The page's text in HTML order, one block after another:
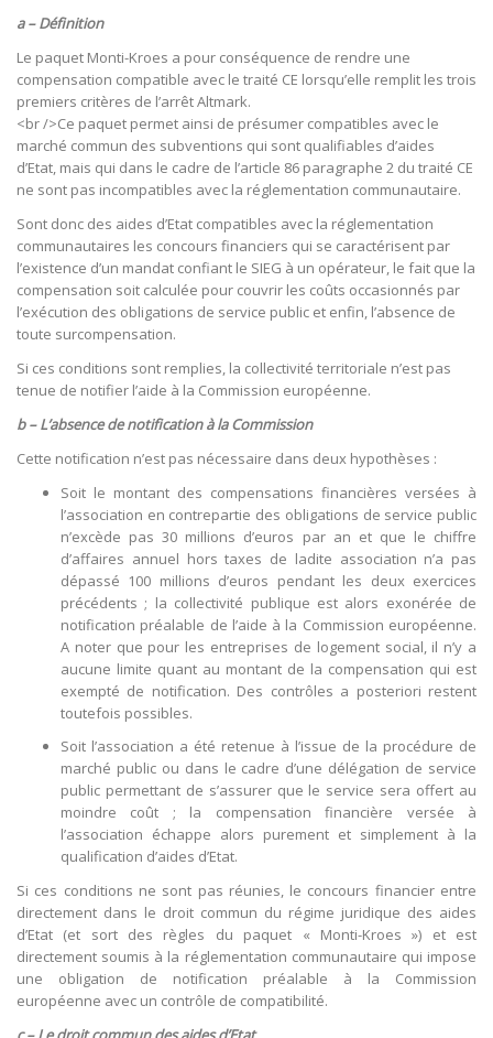
a – Définition
Le paquet Monti-Kroes a pour conséquence de rendre une
compensation compatible avec le traité CE lorsqu’elle remplit les trois
premiers critères de l’arrêt Altmark.
<br />Ce paquet permet ainsi de présumer compatibles avec le
marché commun des subventions qui sont qualifiables d’aides
d’Etat, mais qui dans le cadre de l’article 86 paragraphe 2 du traité CE
ne sont pas incompatibles avec la réglementation communautaire.
Sont donc des aides d’Etat compatibles avec la réglementation
communautaires les concours financiers qui se caractérisent par
l’existence d’un mandat confiant le SIEG à un opérateur, le fait que la
compensation soit calculée pour couvrir les coûts occasionnés par
l’exécution des obligations de service public et enfin, l’absence de
toute surcompensation.
Si ces conditions sont remplies, la collectivité territoriale n’est pas
tenue de notifier l’aide à la Commission européenne.
b – L’absence de notification à la Commission
Cette notification n’est pas nécessaire dans deux hypothèses :
Soit le montant des compensations financières versées à
l’association en contrepartie des obligations de service public
n’excède pas 30 millions d’euros par an et que le chiffre
d’affaires annuel hors taxes de ladite association n’a pas
dépassé 100 millions d’euros pendant les deux exercices
précédents ; la collectivité publique est alors exonérée de
notification préalable de l’aide à la Commission européenne.
A noter que pour les entreprises de logement social, il n’y a
aucune limite quant au montant de la compensation qui est
exempté de notification. Des contrôles a posteriori restent
toutefois possibles.
Soit l’association a été retenue à l’issue de la procédure de
marché public ou dans le cadre d’une délégation de service
public permettant de s’assurer que le service sera offert au
moindre coût ; la compensation financière versée à
l’association échappe alors purement et simplement à la
qualification d’aides d’Etat.
Si ces conditions ne sont pas réunies, le concours financier entre
directement dans le droit commun du régime juridique des aides
d’Etat (et sort des règles du paquet « Monti-Kroes ») et est
directement soumis à la réglementation communautaire qui impose
une obligation de notification préalable à la Commission
européenne avec un contrôle de compatibilité.